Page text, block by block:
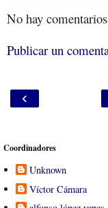
No hay
Publicar un
‹
Coordinadores
Unknown
Víctor Cámara